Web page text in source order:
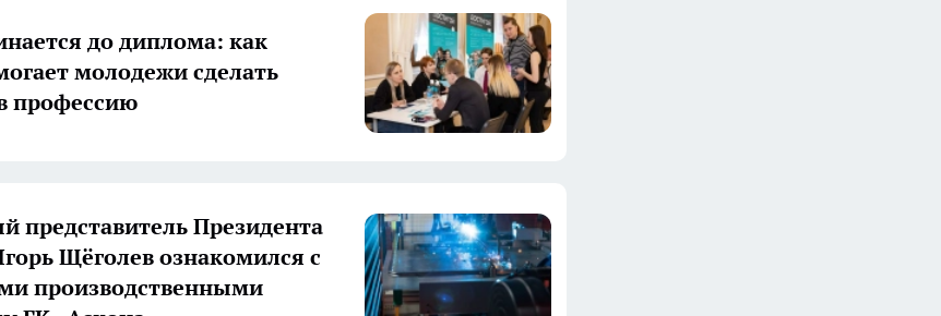
до диплома: как
молодежи сделать
профессию
представитель Президента
Щёголев ознакомился с
производственными